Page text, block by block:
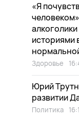
«Я
историями
Здоровье
Юрий
развитии
Политика